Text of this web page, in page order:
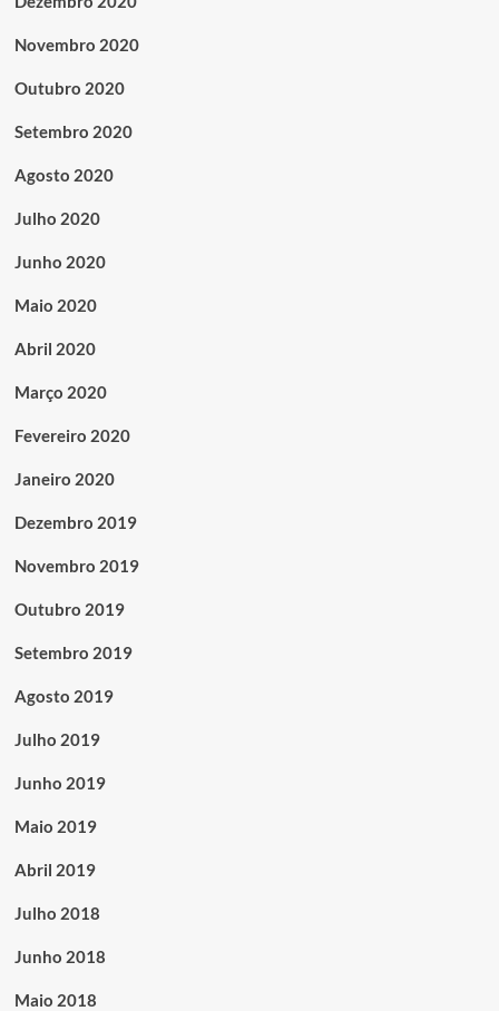
Novembro 2020
Outubro 2020
Setembro 2020
Agosto 2020
Julho 2020
Junho 2020
Maio 2020
Abril 2020
Março 2020
Fevereiro 2020
Janeiro 2020
Dezembro 2019
Novembro 2019
Outubro 2019
Setembro 2019
Agosto 2019
Julho 2019
Junho 2019
Maio 2019
Abril 2019
Julho 2018
Junho 2018
Maio 2018